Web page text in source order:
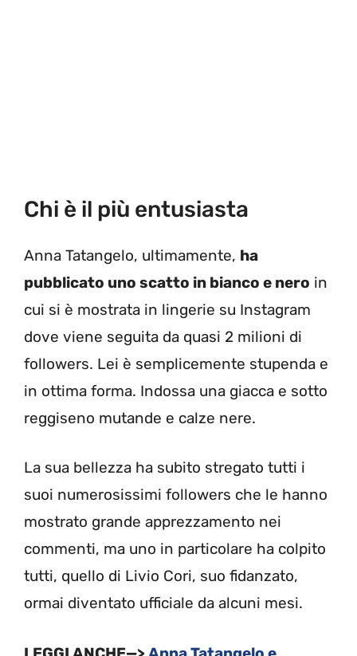
Chi è il più entusiasta
Anna Tatangelo, ultimamente, ha
pubblicato uno scatto in bianco e nero in
cui si è mostrata in lingerie su Instagram
dove viene seguita da quasi 2 milioni di
followers. Lei è semplicemente stupenda e
in ottima forma. Indossa una giacca e sotto
reggiseno mutande e calze nere.
La sua bellezza ha subito stregato tutti i
suoi numerosissimi followers che le hanno
mostrato grande apprezzamento nei
commenti, ma uno in particolare ha colpito
tutti, quello di Livio Cori, suo fidanzato,
ormai diventato ufficiale da alcuni mesi.